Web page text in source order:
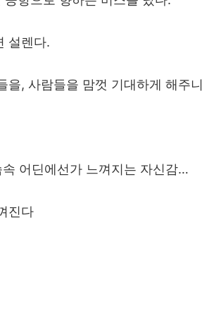
설렌다.
을, 사람들을 맘껏 기대하게 해주
어딘에선가 느껴지는 자신감…
진다